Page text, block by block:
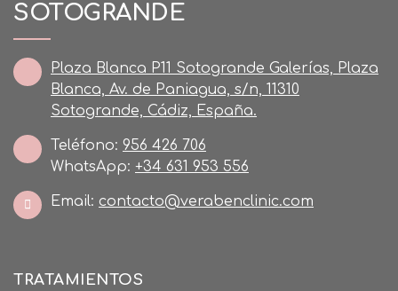
SOTOGRANDE
Plaza Blanca P11 Sotogrande Galerías, Plaza
Blanca, Av. de Paniagua, s/n, 11310
Sotogrande, Cádiz, España.
Teléfono: 956 426 706
WhatsApp: +34 631 953 556
Email: contacto@verabenclinic.com
TRATAMIENTOS